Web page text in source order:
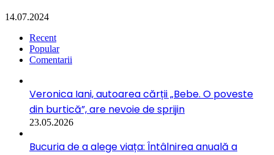
14.07.2024
Recent
Popular
Comentarii
Veronica Iani, autoarea cărții „Bebe. O poveste
din burtică”, are nevoie de sprijin
23.05.2026
Bucuria de a alege viața: Întâlnirea anuală a